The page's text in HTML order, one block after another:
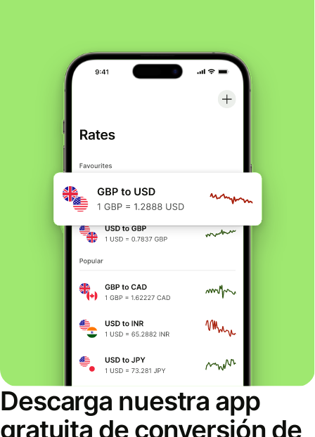
Descarga nuestra app
gratuita de conversión de